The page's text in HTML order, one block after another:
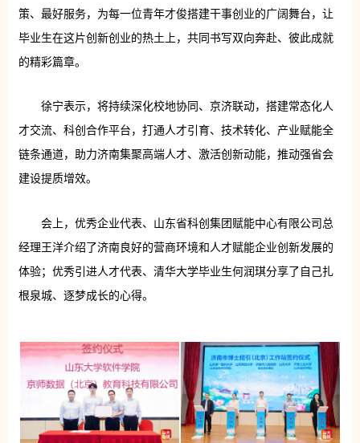
策、最好服务，为每一位青年才俊搭建干事创业的广阔舞台，让
毕业生在这片创新创业的热土上，共同书写双向奔赴、彼此成就
的精彩篇章。
徐宁表示，将持续深化校地协同、京济联动，搭建常态化人
才交流、科创合作平台，打通人才引育、技术转化、产业赋能全
链条通道，助力济南集聚高端人才、激活创新动能，推动强省会
建设提质增效。
会上，优秀企业代表、山东省科创集团赋能中心有限公司总
经理王洋介绍了济南良好的营商环境和人才赋能企业创新发展的
体验；优秀引进人才代表、清华大学毕业生何润琪分享了自己扎
根泉城、逐梦成长的心得。